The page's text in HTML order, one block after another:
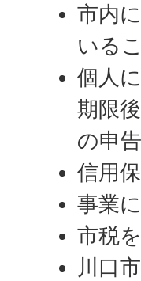
市内
いる
個人
期限
の申
信用
事業
市税
川口